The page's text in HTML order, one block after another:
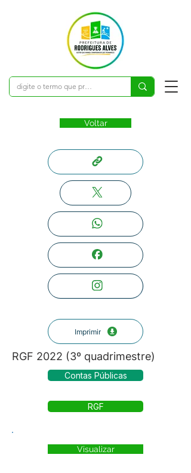
Voltar
Imprimir
RGF 2022 (3º quadrimestre)
Contas Públicas
RGF
Visualizar